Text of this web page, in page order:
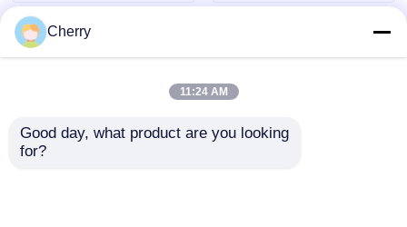
Cherry
11:24 AM
Good day, what product are you looking
for?